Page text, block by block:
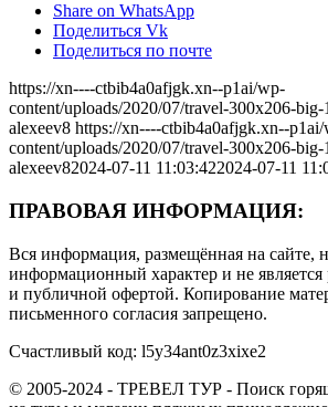
Share on WhatsApp
Поделиться Vk
Поделиться по почте
https://xn----ctbib4a0afjgk.xn--p1ai/wp-
content/uploads/2020/07/travel-300x206-
alexeev8 https://xn----ctbib4a0afjgk.xn--
content/uploads/2020/07/travel-300x206-
alexeev82024-07-11 11:03:422024-07-11
ПРАВОВАЯ ИНФОРМАЦИЯ:
Вся информация, размещённая на сайте,
информационный характер и не является
и публичной офертой. Копирование
письменного согласия запрещено.
Счастливый код: l5y34ant0z3xixe2
© 2005-2024 - ТРЕВЕЛ ТУР - Поиск